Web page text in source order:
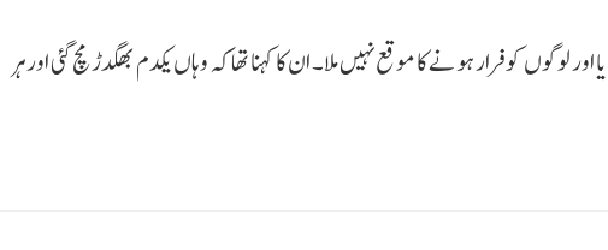
لوگوں کو فرار ہونے کا موقع نہیں ملا۔ ان کا کہنا تھا کہ وہاں یکدم بھگدڑ مچ گئی اور ہر